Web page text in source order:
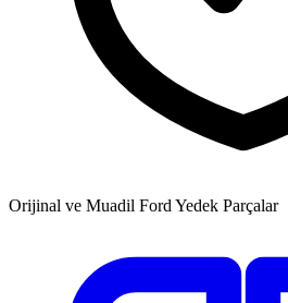
Orijinal ve Muadil Ford Yedek Parçalar